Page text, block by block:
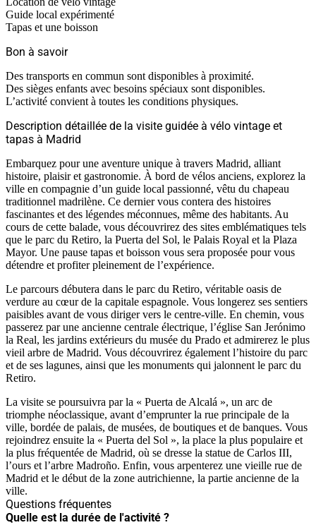
Guide local expérimenté
Tapas et une boisson
Bon à savoir
Des transports en commun sont disponibles à proximité.
Des sièges enfants avec besoins spéciaux sont disponibles.
L’activité convient à toutes les conditions physiques.
Description détaillée de la visite guidée à vélo vintage et
tapas à Madrid
Embarquez pour une aventure unique à travers Madrid, alliant
histoire, plaisir et gastronomie. À bord de vélos anciens, explorez la
ville en compagnie d’un guide local passionné, vêtu du chapeau
traditionnel madrilène. Ce dernier vous contera des histoires
fascinantes et des légendes méconnues, même des habitants. Au
cours de cette balade, vous découvrirez des sites emblématiques tels
que le parc du Retiro, la Puerta del Sol, le Palais Royal et la Plaza
Mayor. Une pause tapas et boisson vous sera proposée pour vous
détendre et profiter pleinement de l’expérience.
Le parcours débutera dans le parc du Retiro, véritable oasis de
verdure au cœur de la capitale espagnole. Vous longerez ses sentiers
paisibles avant de vous diriger vers le centre-ville. En chemin, vous
passerez par une ancienne centrale électrique, l’église San Jerónimo
la Real, les jardins extérieurs du musée du Prado et admirerez le plus
vieil arbre de Madrid. Vous découvrirez également l’histoire du parc
et de ses lagunes, ainsi que les monuments qui jalonnent le parc du
Retiro.
La visite se poursuivra par la « Puerta de Alcalá », un arc de
triomphe néoclassique, avant d’emprunter la rue principale de la
ville, bordée de palais, de musées, de boutiques et de banques. Vous
rejoindrez ensuite la « Puerta del Sol », la place la plus populaire et
la plus fréquentée de Madrid, où se dresse la statue de Carlos III,
l’ours et l’arbre Madroño. Enfin, vous arpenterez une vieille rue de
Madrid et le début de la zone autrichienne, la partie ancienne de la
ville.
Questions fréquentes
Quelle est la durée de l'activité ?